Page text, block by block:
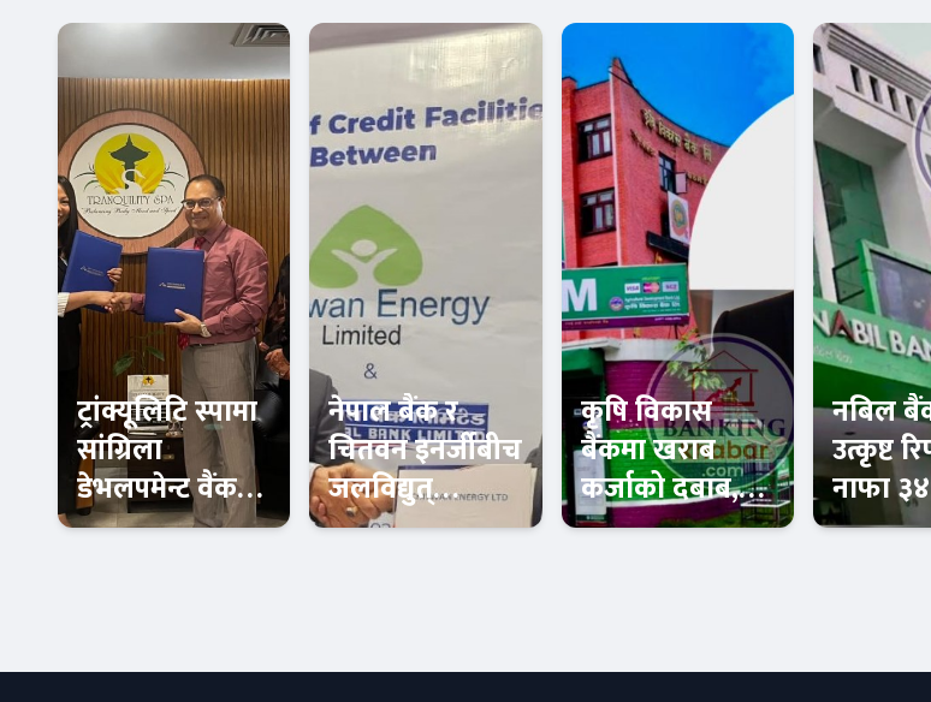
ट्रांक्यूलिटि स्पामा
सांग्रिला
डेभलपमेन्ट वैंकका
ग्राहक र
नेपाल बैंक र
चितवन इनर्जीबीच
जलविद्युत्
आयोजनामा कर्जा
कृषि विकास
बैंकमा खराब
कर्जाको दबाब,
नाफा ३० प्रतिशत
नबिल
उत्कृष्ट
नाफा
बृद्धि ,